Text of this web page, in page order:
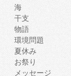
海
干支
物語
環境問題
夏休み
お祭り
メッセージ